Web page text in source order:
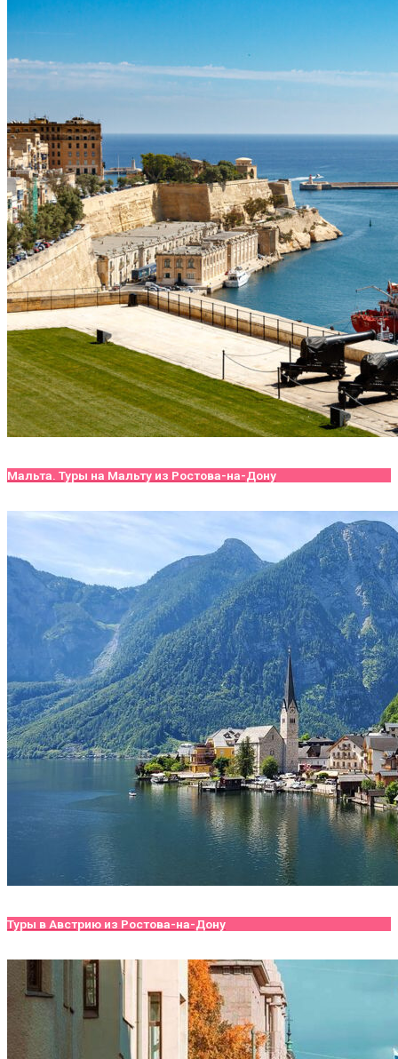
Мальта. Туры на Мальту из Ростова-на-Дону
Туры в Австрию из Ростова-на-Дону